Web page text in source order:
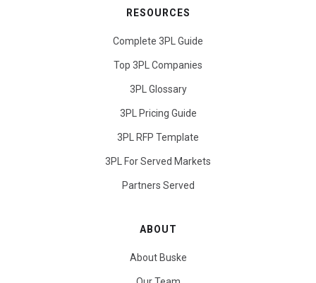
RESOURCES
Complete 3PL Guide
Top 3PL Companies
3PL Glossary
3PL Pricing Guide
3PL RFP Template
3PL For Served Markets
Partners Served
ABOUT
About Buske